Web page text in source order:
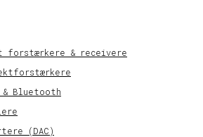
forstærkere & receivere
& Bluetooth
(DAC)